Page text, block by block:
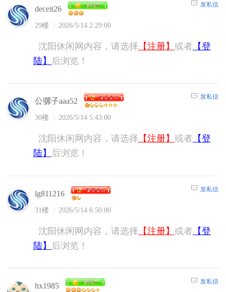
deceit26
29楼 2026/5/14 2:29:00
发私信
沈阳休闲网内容，请选择 【注册】 或者 【登
陆】
后浏览！
公骡子aaa52
30楼 2026/5/14 5:43:00
发私信
沈阳休闲网内容，请选择 【注册】 或者 【登
陆】
后浏览！
lg811216
31楼 2026/5/14 6:50:00
发私信
沈阳休闲网内容，请选择 【注册】 或者 【登
陆】
后浏览！
hx1985 发私信